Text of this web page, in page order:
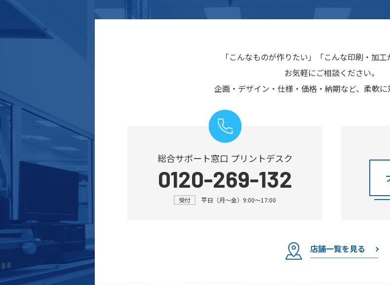
「こんなものが作りたい」
「こんな印刷・加
お気軽にご相談ください。
企画・デザイン・仕様・価格・納期など、 柔軟に
総合サポート窓口 プリントデスク
0120-269-132
受付 平日（月～金）9:00～17:00
店舗一覧を見る